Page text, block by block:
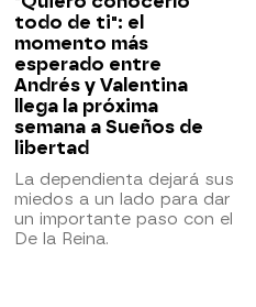
todo de ti": el
momento más
esperado entre
Andrés y Valentina
llega la próxima
semana a Sueños de
libertad
La dependienta dejará sus
miedos a un lado para dar
un importante paso con el
De la Reina.